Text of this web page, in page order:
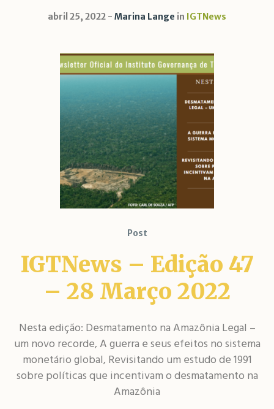
abril 25, 2022 Marina Lange in IGTNews
Post
IGTNews – Edição 47
– 28 Março 2022
Nesta edição: Desmatamento na Amazônia Legal –
um novo recorde, A guerra e seus efeitos no sistema
monetário global, Revisitando um estudo de 1991
sobre políticas que incentivam o desmatamento na
Amazônia